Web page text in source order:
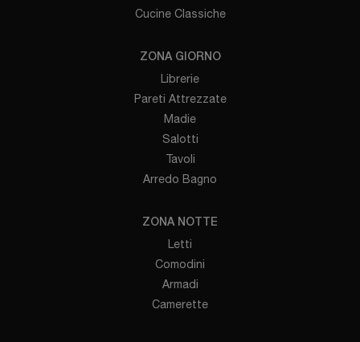
Cucine Classiche
ZONA GIORNO
Librerie
Pareti Attrezzate
Madie
Salotti
Tavoli
Arredo Bagno
ZONA NOTTE
Letti
Comodini
Armadi
Camerette